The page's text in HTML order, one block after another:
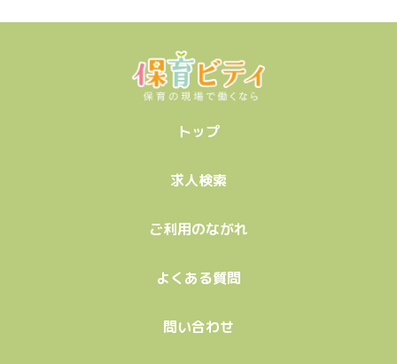
トップ
求人検索
ご利用のながれ
よくある質問
問い合わせ